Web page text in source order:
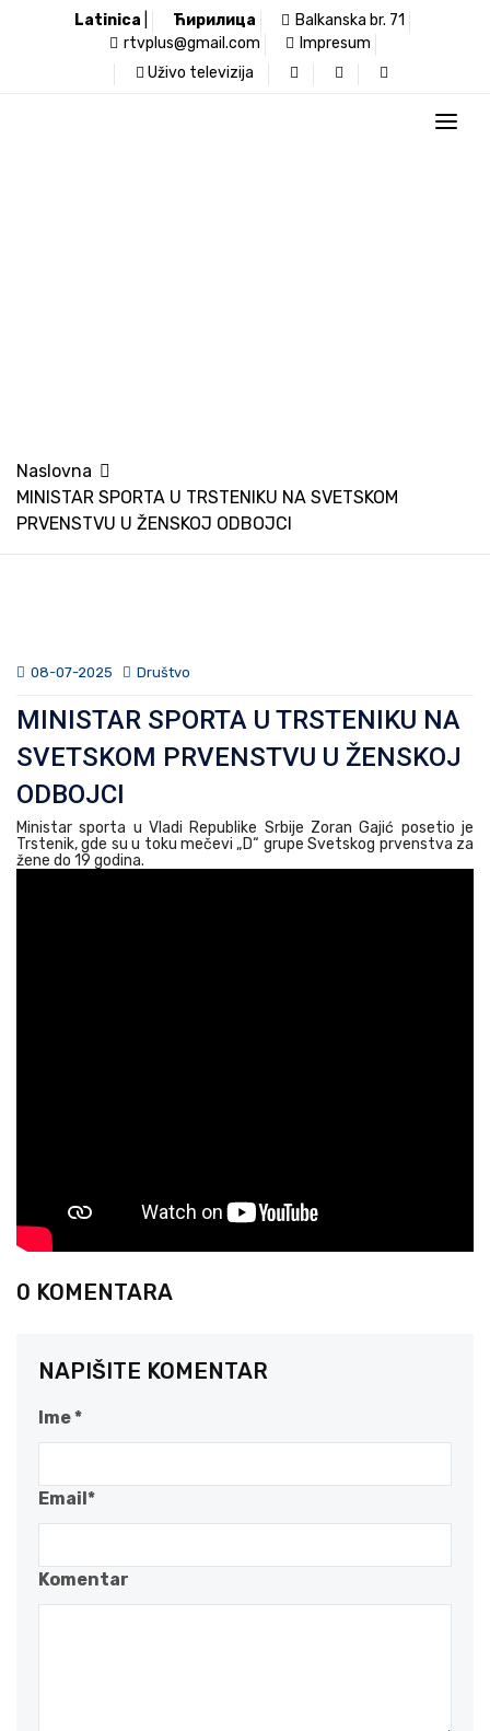
Latinica Ћирилица
Balkanska br. 71
rtvplus@gmail.com
Impresum
Uživo televizija
Naslovna
MINISTAR SPORTA U TRSTENIKU NA SVETSKOM
PRVENSTVU U ŽENSKOJ ODBOJCI
08-07-2025 Društvo
MINISTAR SPORTA U TRSTENIKU NA
SVETSKOM PRVENSTVU U ŽENSKOJ
ODBOJCI
Ministar sporta u Vladi Republike Srbije Zoran Gajić posetio je
Trstenik, gde su u toku mečevi „D“ grupe Svetskog prvenstva za
žene do 19 godina.
0 KOMENTARA
NAPIŠITE KOMENTAR
Ime *
Email*
Komentar